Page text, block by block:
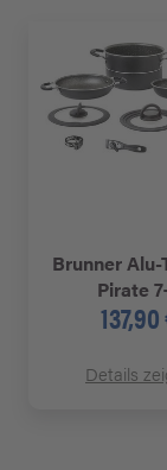
Brunner
Pirate
Details